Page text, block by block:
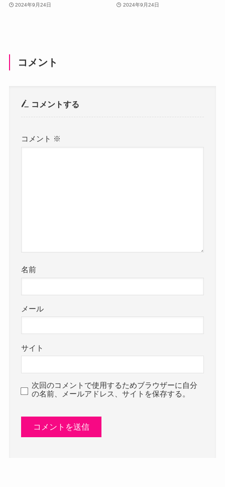
2024年9月24日 2024年9月24日
コメント
コメントする
コメント ※
名前
メール
サイト
次回のコメントで使用するためブラウザーに自分
の名前、メールアドレス、サイトを保存する。